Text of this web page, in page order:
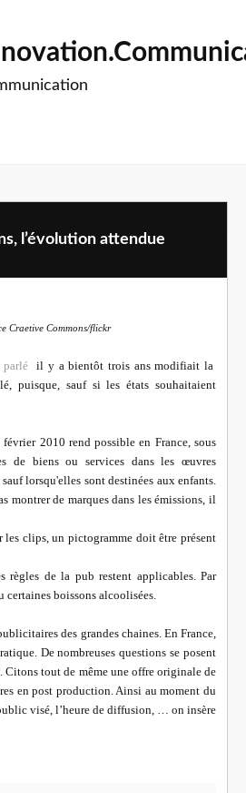
l’évolution attendue
Craetive Commons/flickr
parlé
il y a bientôt trois ans modifiait la
puisque, sauf si les états souhaitaient
2010 rend possible en France, sous
de biens ou services dans les œuvres
lorsqu'elles sont destinées aux enfants.
montrer de marques dans les émissions, il
clips, un pictogramme doit être présent
règles de la pub restent applicables. Par
certaines boissons alcoolisées.
des grandes chaines. En France,
De nombreuses questions se posent
tout de même une offre originale de
en post production. Ainsi au moment du
visé, l’heure de diffusion, … on insère